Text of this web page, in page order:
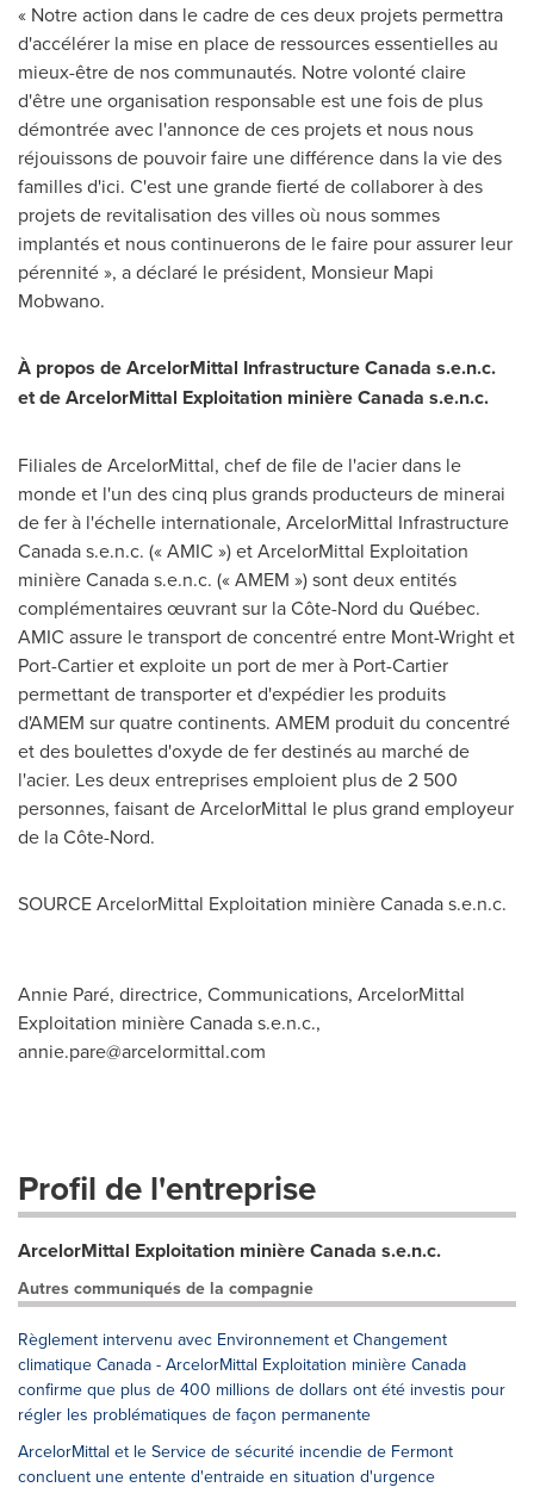
« Notre action dans le cadre de ces deux projets permettra
d'accélérer la mise en place de ressources essentielles au
mieux-être de nos communautés. Notre volonté claire
d'être une organisation responsable est une fois de plus
démontrée avec l'annonce de ces projets et nous nous
réjouissons de pouvoir faire une différence dans la vie des
familles d'ici. C'est une grande fierté de collaborer à des
projets de revitalisation des villes où nous sommes
implantés et nous continuerons de le faire pour assurer leur
pérennité », a déclaré le président, Monsieur Mapi
Mobwano.
À propos de ArcelorMittal Infrastructure Canada s.e.n.c.
et de ArcelorMittal Exploitation minièreCanada s.e.n.c.
Filiales de ArcelorMittal, chef de file de l'acier dans le
monde et l'un des cinq plus grands producteurs de minerai
de fer à l'échelle internationale, ArcelorMittal Infrastructure
Canada s.e.n.c. (« AMIC ») et ArcelorMittal Exploitation
minièreCanadas.e.n.c. (« AMEM ») sont deux entités
complémentaires œuvrant sur la Côte-Nord du Québec.
AMIC assure le transport de concentré entre Mont-Wright et
Port-Cartieret exploite un port de mer à Port-Cartier
permettant de transporter et d'expédier les produits
d'AMEM sur quatre continents. AMEM produit du concentré
et des boulettes d'oxyde de fer destinés au marché de
l'acier. Les deux entreprises emploient plus de 2 500
personnes, faisant de ArcelorMittal le plus grand employeur
de la Côte-Nord.
SOURCE ArcelorMittal Exploitation minièreCanadas.e.n.c.
Annie Paré, directrice, Communications, ArcelorMittal
Exploitation minière Canada s.e.n.c.,
annie.pare@arcelormittal.com
Profil de l'entreprise
ArcelorMittal Exploitation minière Canada s.e.n.c.
Autres communiqués de la compagnie
Règlement intervenu avec Environnement et Changement
climatique Canada - ArcelorMittal Exploitation minière Canada
confirme que plus de 400 millions de dollars ont été investis pour
régler les problématiques de façon permanente
ArcelorMittal et le Service de sécurité incendie de Fermont
concluent une entente d'entraide en situation d'urgence